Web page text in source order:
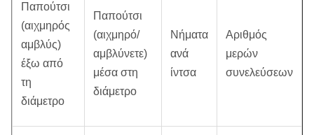
Παπούτσι
(αιχμηρός
αμβλύς)
έξω από
τη
διάμετρο
Παπούτσι
(αιχμηρό/
αμβλύνετε)
μέσα στη
διάμετρο
Νήματα
ανά
ίντσα
Αριθμός
μερών
συνελεύσεων